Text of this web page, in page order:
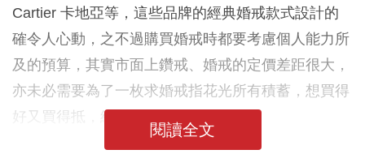
Cartier 卡地亞等，這些品牌的經典婚戒款式設計的
確令人心動，之不過購買婚戒時都要考慮個人能力所
及的預算，其實市面上鑽戒、婚戒的定價差距很大，
亦未必需要為了一枚求婚戒指花光所有積蓄，想買得
好又買得抵，絕對要多花一點功夫！
閱讀全文